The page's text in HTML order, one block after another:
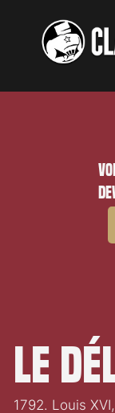
Le
1792. Louis